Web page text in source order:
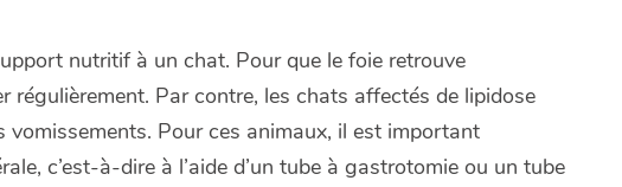
nutritif à un chat. Pour que le foie retrouve
Par contre, les chats affectés de lipidose
Pour ces animaux, il est important
c’est-à-dire à l’aide d’un tube à gastrotomie ou un tube